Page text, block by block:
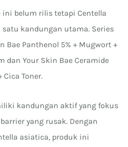
ini belum rilis tetapi Centella
kandungan utama. Series
Bae Panthenol 5% + Mugwort +
dan Your Skin Bae Ceramide
Cica Toner.
kandungan aktif yang fokus
yang rusak. Dengan
asiatica, produk ini